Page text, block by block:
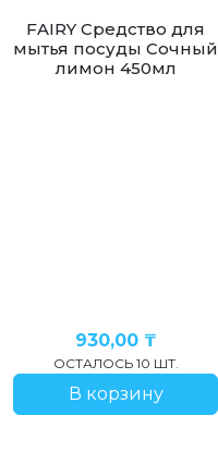
FAIRY Средство для
мытья посуды Сочный
лимон 450мл
930,00 ₸
ОСТАЛОСЬ 10 ШТ.
В корзину